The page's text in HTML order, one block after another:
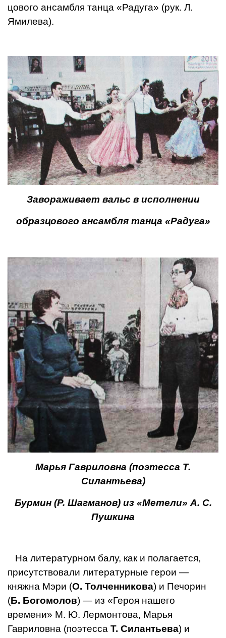
цового ансамбля танца «Ра­дуга» (рук. Л.
Ямилева).
Завораживает вальс в исполнении
образцового ансамбля танца «Радуга»
Марья Гавриловна (поэтесса Т.
Силантьева)
Бурмин (Р. Шагманов) из «Метели» А. С.
Пушкина
На литературном балу, как и полагается,
присутст­вовали литературные герои —
княжна Мэри (О. Толченникова) и Печорин
(Б. Богомолов) — из «Героя на­шего
времени» М. Ю. Лермонтова, Марья
Гаврилов­на (поэтесса Т. Силантьева) и